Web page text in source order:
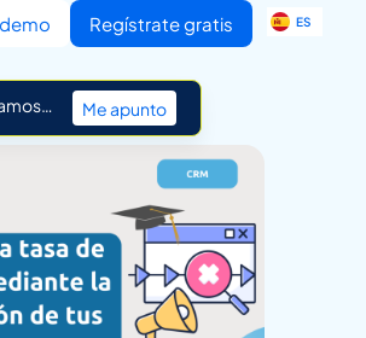
Regístrate gratis ES
IT
Me apunto